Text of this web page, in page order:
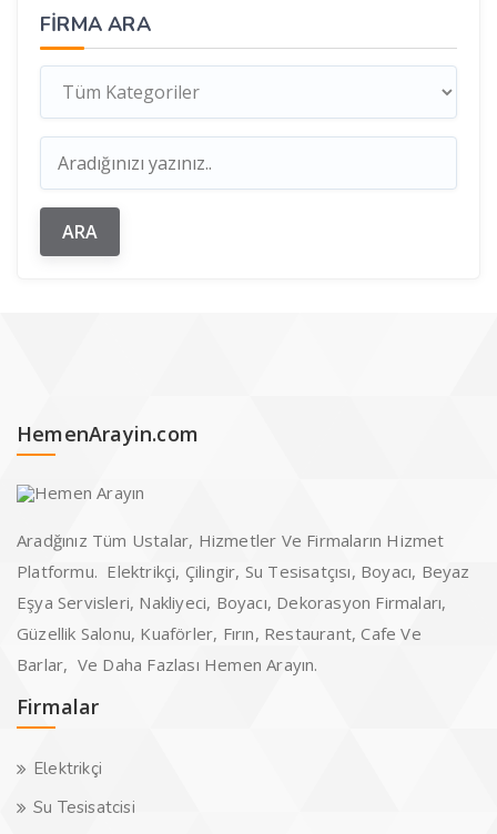
FIRMA ARA
HemenArayin.com
Aradğınız Tüm Ustalar, Hizmetler Ve Firmaların Hizmet
Platformu. Elektrikçi, Çilingir, Su Tesisatçısı, Boyacı, Beyaz
Eşya Servisleri, Nakliyeci, Boyacı, Dekorasyon Firmaları,
Güzellik Salonu, Kuaförler, Fırın, Restaurant, Cafe Ve
Barlar, Ve Daha Fazlası Hemen Arayın.
Firmalar
Elektrikçi
Su Tesisatcisi